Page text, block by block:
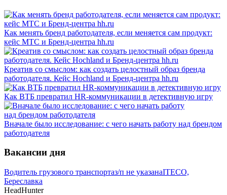
Как менять бренд работодателя, если меняется сам продукт:
кейс МТС и Бренд-центра hh.ru
Креатив со смыслом: как создать целостный образ бренда
работодателя. Кейс Hochland и Бренд-центра hh.ru
Как ВТБ превратил HR-коммуникации в детективную игру
Вначале было исследование: с чего начать работу над брендом
работодателя
Вакансии дня
Водитель грузового транспортаз/п не указанаITECO,
Береславка
HeadHunter